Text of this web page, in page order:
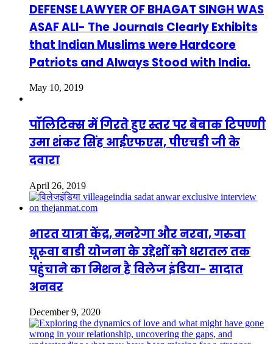
DEFENSE LAWYER OF BHAGAT SINGH WAS
ASAF ALI- The Journals Clearly Exhibits
that Indian Muslims were Hardcore
Patriots and Always Stood with India.
May 10, 2019
पॉलिटिक्स में गिरते हुए स्तर पर बेबाक टिपण्णी
उमा शंकर सिंह आईएफएस, पीएचडी जी के
दवारा
April 26, 2019
भारत यात्रा केंद्र, मनरेगा और नरवा, गरुवा
घूरूवा बाडी योजना के उद्देशों को धरातल तक
पहुंचाने का मिशन है विलेज इंडिया- सादात
अनवर
December 9, 2020